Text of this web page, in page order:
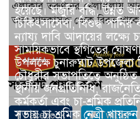
এলাকার তরুণদের খেলাধুলায়
তারা মাদকাসক্ত থেকে বিরত
সংবাদটি শেয়ার করুন
Facebook Twitter
হয়েছে। মজুরি বৃদ্ধি, উন্নত
চিকিৎসাসেবা, বিশুদ্ধ পানির
ন্যায্য দাবি আদায়ের
সাময়িকভাবে স্থগিতের
উপলক্ষে চুনারুঘাট উপজেলা
চৌধুরীর সভাপতিত্বে
স্থানীয় জনপ্রতিনিধি,
কর্মকর্তা এবং চা-শ্রমিক
সভায় চা-শ্রমিক নেত্রী